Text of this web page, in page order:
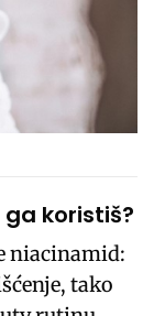
koristiš?
niacinamid:
tako